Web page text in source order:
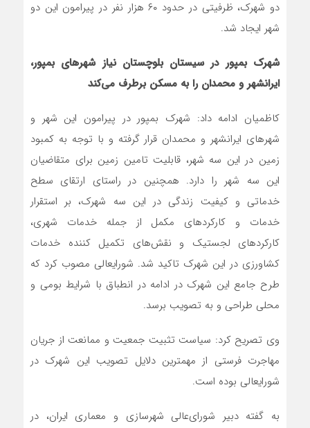
دو شهرک، ظرفیتی در حدود ۶۰ هزار نفر در پیرامون این دو
شهر ایجاد شد.
شهرک بمپور در سیستان بلوچستان نیاز شهرهای بمپور،
ایرانشهر و محمدان را به مسکن برطرف می‌کند
کاظمیان ادامه داد: شهرک بمپور در پیرامون این شهر و
شهرهای ایرانشهر و محمدان قرار گرفته و با توجه به کمبود
زمین در این سه شهر، قابلیت تامین زمین برای متقاضیان
این سه شهر را دارد. همچنین در راستای ارتقای سطح
خدماتی و کیفیت زندگی در این سه شهرک، بر استقرار
خدمات و کارکردهای مکمل از جمله خدمات شهری،
کارکردهای لجستیک و نقش‌های تکمیل کننده خدمات
کشاورزی در این شهرک تاکید شد. شورایعالی مصوب کرد که
طرح جامع این شهرک در ادامه در انطباق با شرایط بومی و
محلی طراحی و به تصویب برسد.
وی تصریح کرد: سیاست تثبیت جمعیت و ممانعت از جریان
مهاجرت فرستی از مهمترین دلایل تصویب این شهرک در
شورایعالی بوده است.
به گفته دبیر شورای‌عالی شهرسازی و معماری ایران، در